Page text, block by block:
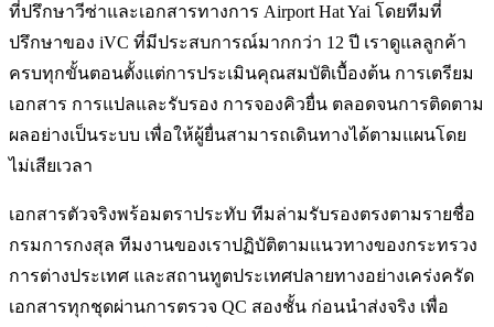
ที่ปรึกษาวีซ่าและเอกสารทางการ Airport Hat Yai โดยทีมที่
ปรึกษาของ iVC ที่มีประสบการณ์มากกว่า 12 ปี เราดูแลลูกค้า
ครบทุกขั้นตอนตั้งแต่การประเมินคุณสมบัติเบื้องต้น การเตรียม
เอกสาร การแปลและรับรอง การจองคิวยื่น ตลอดจนการติดตาม
ผลอย่างเป็นระบบ เพื่อให้ผู้ยื่นสามารถเดินทางได้ตามแผนโดย
ไม่เสียเวลา
เอกสารตัวจริงพร้อมตราประทับ ทีมล่ามรับรองตรงตามรายชื่อ
กรมการกงสุล ทีมงานของเราปฏิบัติตามแนวทางของกระทรวง
การต่างประเทศ และสถานทูตประเทศปลายทางอย่างเคร่งครัด
เอกสารทุกชุดผ่านการตรวจ QC สองชั้น ก่อนนำส่งจริง เพื่อ